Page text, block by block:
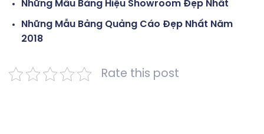
Những Mẫu Bảng Hiệu Showroom Đẹp Nhất
Những Mẫu Bảng Quảng Cáo Đẹp Nhất Năm
2018
Rate this post